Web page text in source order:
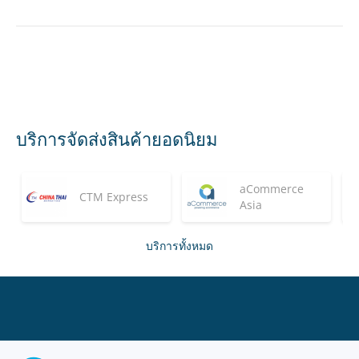
บริการจัดส่งสินค้ายอดนิยม
CTM Express
aCommerce
Asia
บริการทั้งหมด